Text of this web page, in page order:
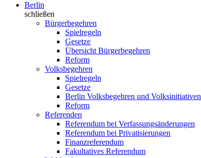
Berlin
schließen
Bürgerbegehren
Spielregeln
Gesetze
Übersicht Bürgerbegehren
Reform
Volksbegehren
Spielregeln
Gesetze
Berlin Volksbegehren und Volksinitiativen
Reform
Referenden
Referendum bei Verfassungsänderungen
Referendum bei Privatisierungen
Finanzreferendum
Fakultatives Referendum